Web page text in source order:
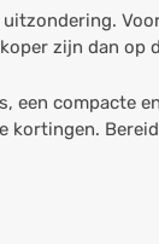
zijn dan op
een compacte
kortingen.